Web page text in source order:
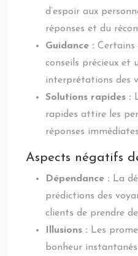
d’espoir aux
réponses et du
Guidance : Certains
conseils précieux et
interprétations des
Solutions rapides :
rapides attire les
réponses
Aspects négatifs
Dépendance : La
prédictions des
clients de prendre
Illusions : Les
bonheur